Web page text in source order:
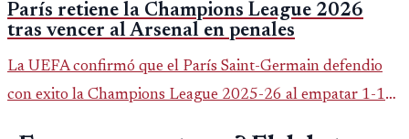
París retiene la Champions League 2026
tras vencer al Arsenal en penales
La UEFA confirmó que el París Saint-Germain defendio
con exito la Champions League 2025-26 al empatar 1-1